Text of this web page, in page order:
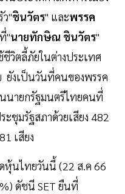
"ชินวัตร" และพรรค
"นายทักษิณ ชินวัตร"
วิตลี้ภัยในต่างประเทศ
งเป็นวันที่คนของพรรค
นายกรัฐมนตรีไทยคนที่
ชุมรัฐสภาด้วยเสียง 482
เสียง
หุ้นไทยวันนี้ (22 ส.ค 66
ดัชนี SET ยืนที่